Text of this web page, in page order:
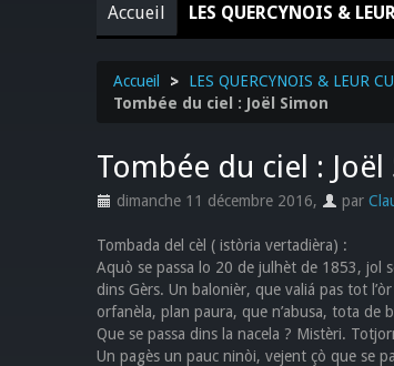
Accueil LES QUERCYNOIS &
Accueil > LES QUERCYNOIS & LEUR
Tombée du ciel : Joël Simon
Tombée du ciel : Joël
dimanche 11 décembre 2016, par
Tombada del cèl ( istòria vertadièra) :
Aquò se passa lo 20 de julhèt de 1853, jol
dins Gèrs. Un balonièr, que valiá pas tot
orfanèla, plan paura, que n’abusa, tota de
Que se passa dins la nacela ? Mistèri.
Un pagès un pauc ninòi, vejent çò que se